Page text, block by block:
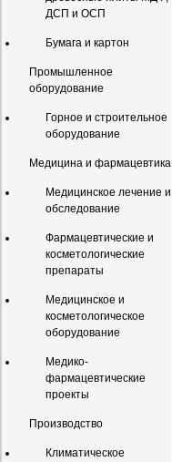
ДСП и ОСП
Бумага и картон
Промышленное
оборудование
Горное и строительное
оборудование
Медицина и фармацевтика
Медицинское лечение и
обследование
Фармацевтические и
косметологические
препараты
Медицинское и
косметологическое
оборудование
Медико-
фармацевтические
проекты
Производство
Климатическое